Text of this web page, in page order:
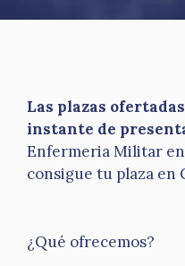
Las plazas
instante de
Enfermeria Militar
consigue tu plaza en
¿Qué ofrecemos?